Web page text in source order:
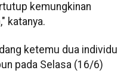
kemungkinan
katanya.
ketemu dua individu
pada Selasa (16/6)